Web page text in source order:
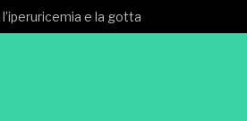
e la gotta